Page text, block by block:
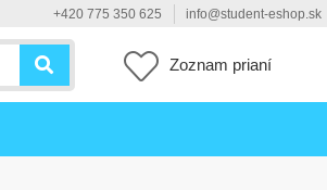
+420 775 350 625 info@student-eshop.sk
Zoznam prianí